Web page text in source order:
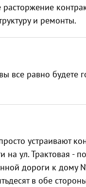
и ремонты.
все равно будете
устраивают
на ул. Трактовая
дороги к дому
в обе